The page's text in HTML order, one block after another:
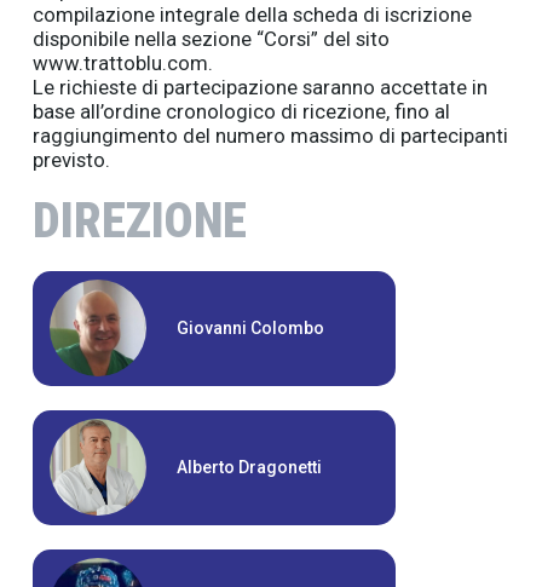
compilazione integrale della scheda di iscrizione
disponibile nella sezione “Corsi” del sito
www.trattoblu.com.
Le richieste di partecipazione saranno accettate in
base all’ordine cronologico di ricezione, fino al
raggiungimento del numero massimo di partecipanti
previsto.
DIREZIONE
Giovanni Colombo
Alberto Dragonetti